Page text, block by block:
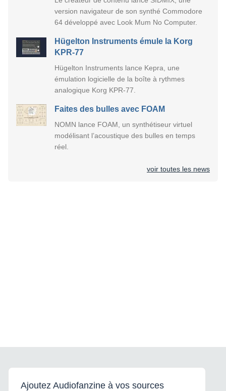
version navigateur de son synthé Commodore
64 développé avec Look Mum No Computer.
Hügelton Instruments émule la Korg
KPR-77
Hügelton Instruments lance Kepra, une
émulation logicielle de la boîte à rythmes
analogique Korg KPR-77.
Faites des bulles avec FOAM
NOMN lance FOAM, un synthétiseur virtuel
modélisant l’acoustique des bulles en temps
réel.
voir toutes les news
Ajoutez Audiofanzine à vos sources